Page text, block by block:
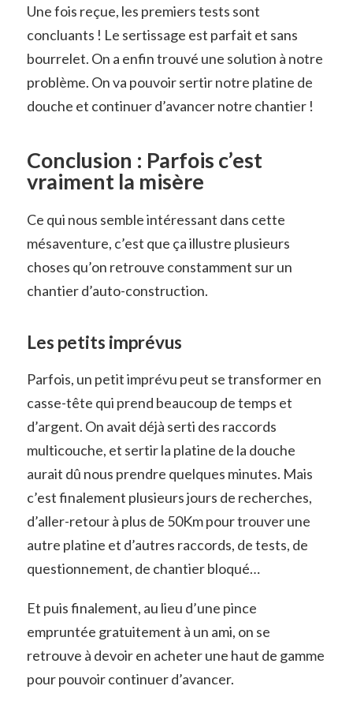
Une fois reçue, les premiers tests sont
concluants ! Le sertissage est parfait et sans
bourrelet. On a enfin trouvé une solution à notre
problème. On va pouvoir sertir notre platine de
douche et continuer d’avancer notre chantier !
Conclusion : Parfois c’est
vraiment la misère
Ce qui nous semble intéressant dans cette
mésaventure, c’est que ça illustre plusieurs
choses qu’on retrouve constamment sur un
chantier d’auto-construction.
Les petits imprévus
Parfois, un petit imprévu peut se transformer en
casse-tête qui prend beaucoup de temps et
d’argent. On avait déjà serti des raccords
multicouche, et sertir la platine de la douche
aurait dû nous prendre quelques minutes. Mais
c’est finalement plusieurs jours de recherches,
d’aller-retour à plus de 50Km pour trouver une
autre platine et d’autres raccords, de tests, de
questionnement, de chantier bloqué…
Et puis finalement, au lieu d’une pince
empruntée gratuitement à un ami, on se
retrouve à devoir en acheter une haut de gamme
pour pouvoir continuer d’avancer.